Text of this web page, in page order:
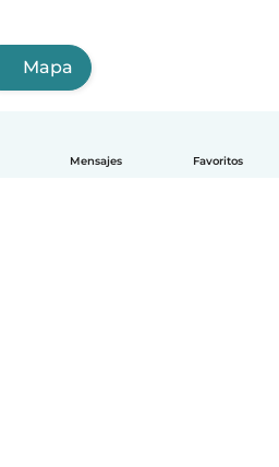
Mensajes Favoritos
Mapa